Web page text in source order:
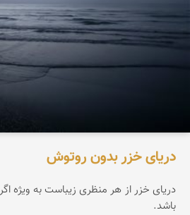
دریای خزر بدون روتوش
دریای خزر از هر منظری زیباست به ویژه
باشد.